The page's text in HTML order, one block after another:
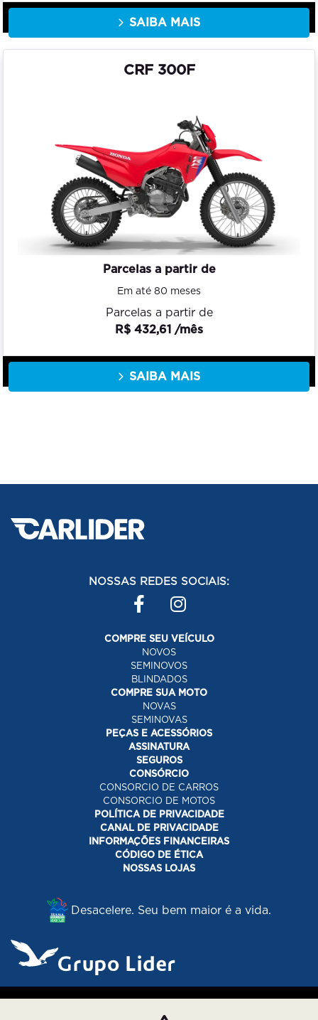
SAIBA MAIS
CRF 300F
Parcelas a partir de
Em até 80 meses
Parcelas a partir de
R$ 432,61 /mês
SAIBA MAIS
NOSSAS REDES SOCIAIS:
COMPRE SEU VEÍCULO
NOVOS
SEMINOVOS
BLINDADOS
COMPRE SUA MOTO
NOVAS
SEMINOVAS
PEÇAS E ACESSÓRIOS
ASSINATURA
SEGUROS
CONSÓRCIO
CONSORCIO DE CARROS
CONSORCIO DE MOTOS
POLÍTICA DE PRIVACIDADE
CANAL DE PRIVACIDADE
INFORMAÇÕES FINANCEIRAS
CÓDIGO DE ÉTICA
NOSSAS LOJAS
Desacelere. Seu bem maior é a vida.